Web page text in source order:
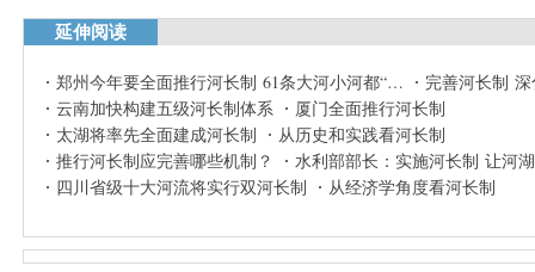
延伸阅读
郑州今年要全面推行河长制 61条大河小河都“…
完善河长制
云南加快构建五级河长制体系
厦门全面推行河长制
太湖将率先全面建成河长制
从历史和实践看河长制
推行河长制应完善哪些机制？
水利部部长：实施河长制 让河
四川省级十大河流将实行双河长制
从经济学角度看河长制